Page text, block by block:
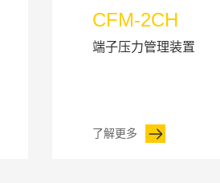
CFM-2CH
端子压力管理装置
了解更多